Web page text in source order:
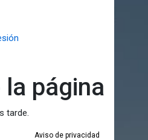
página
tarde.
Aviso de privacidad